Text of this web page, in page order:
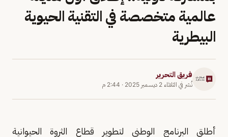
عالمية متخصصة في التقنية الحيوية
البيطرية
فريق التحرير
نُشر في الثلاثاء 2 ديسمبر 2025 · 2:44 م
أطلق البرنامج الوطني لتطوير قطاع الثروة الحيوانية